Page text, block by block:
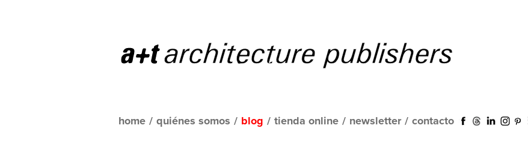
home / quiénes somos / blog / tienda online / newsletter / contacto